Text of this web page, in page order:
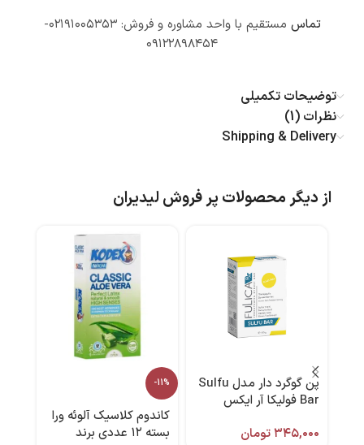
تماس
مستقیم با واحد مشاوره و فروش: ۰۲۱۹۱۰۰۵۳۵۳-
۰۹۱۲۲۸۹۸۴۵۴
توضیحات تکمیلی
نظرات (1)
Shipping & Delivery
از دیگر محصولات پر فروش لیدیران
پن گوگرد دار مدل Sulfu
Bar فولیکا آر ایکس
۳۴۵,۰۰۰تومان
-11%
کاندوم کلاسیک آلوئه ورا
بسته ۱۲ عددی برند